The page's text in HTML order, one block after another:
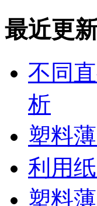
最近更
不同
析
塑料
利用
塑料